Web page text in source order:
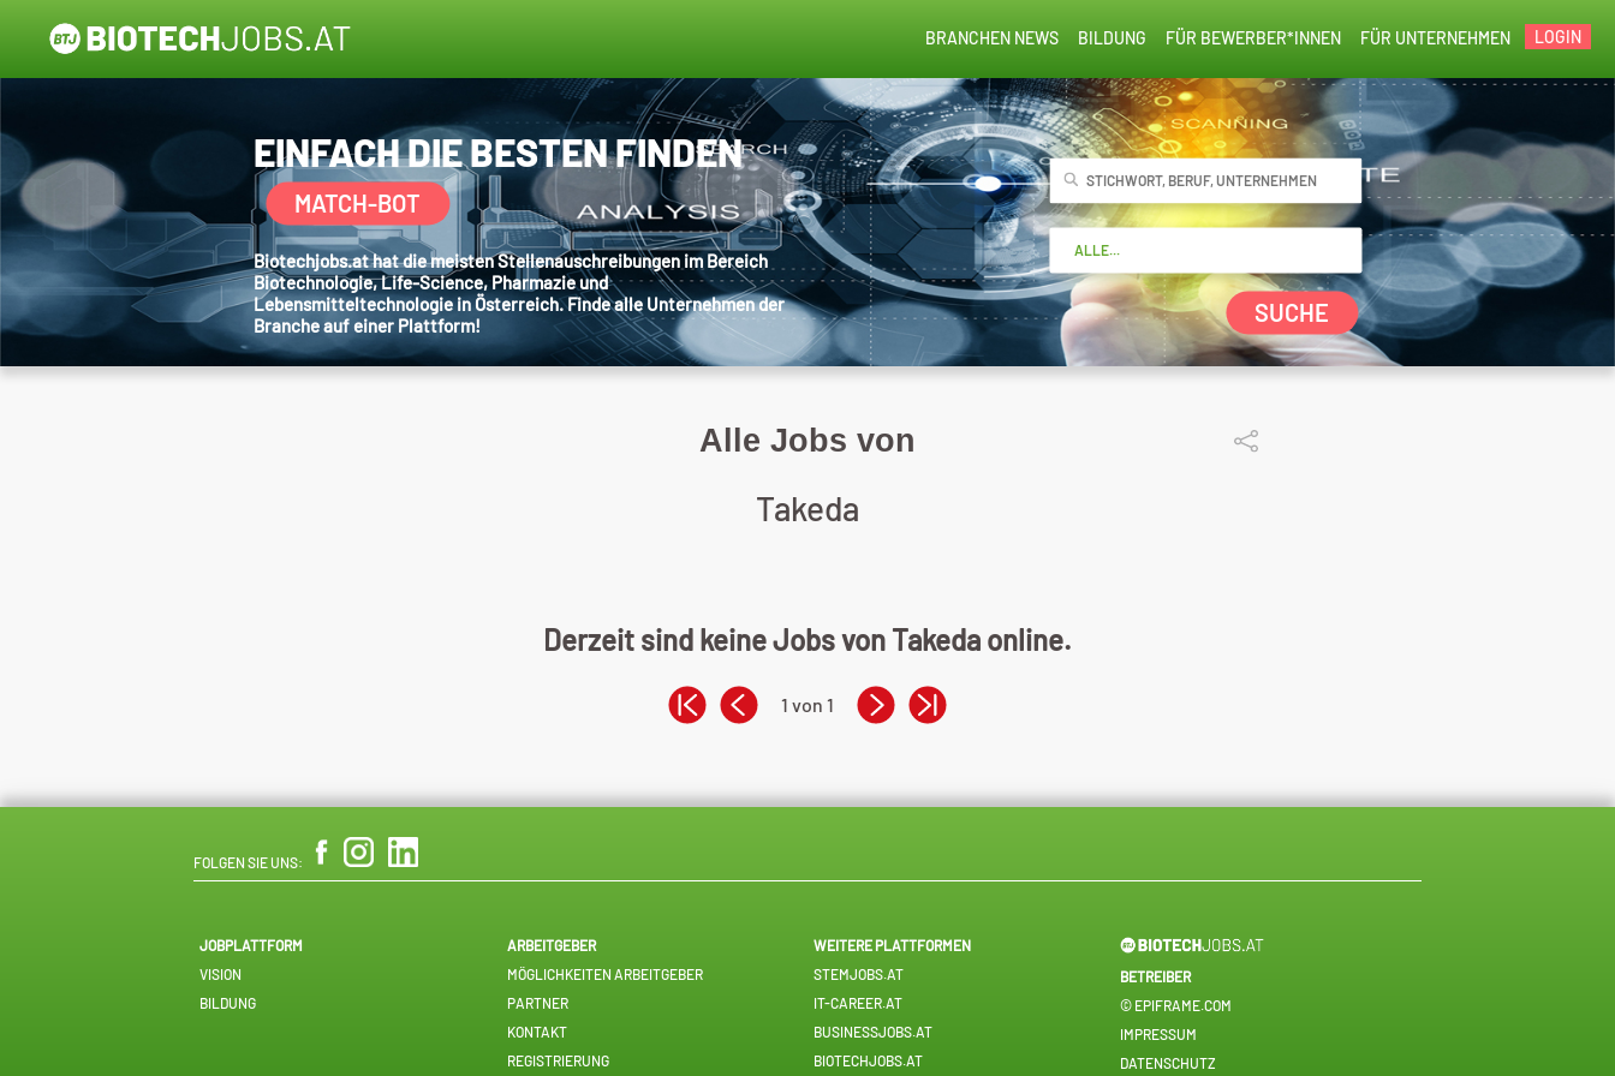
LOGIN
FÜR UNTERNEHMEN
FÜR BEWERBER*INNEN
BILDUNG
BRANCHEN NEWS
EINFACH DIE BESTEN FINDEN
MATCH-BOT
Biotechjobs.at hat die meisten Stellenauschreibungen im Bereich
Biotechnologie, Life-Science, Pharmazie und
Lebensmitteltechnologie in Österreich. Finde alle Unternehmen der
Branche auf einer Plattform!
SUCHE
Alle Jobs von
Takeda
Derzeit sind keine Jobs von Takeda online.
1 von 1
FOLGEN SIE UNS:
JOBPLATTFORM
VISION
BILDUNG
ARBEITGEBER
MÖGLICHKEITEN ARBEITGEBER
PARTNER
KONTAKT
REGISTRIERUNG
WEITERE PLATTFORMEN
STEMJOBS.AT
IT-CAREER.AT
BUSINESSJOBS.AT
BIOTECHJOBS.AT
BETREIBER
© EPIFRAME.COM
IMPRESSUM
DATENSCHUTZ